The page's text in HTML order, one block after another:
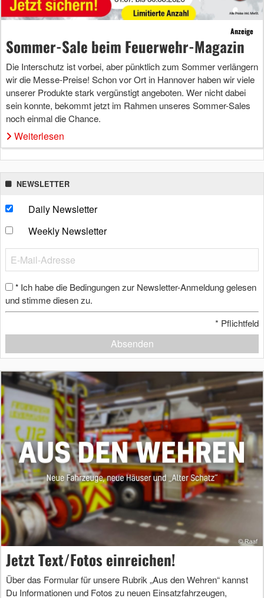
Anzeige
Sommer-Sale beim Feuerwehr-Magazin
Die Interschutz ist vorbei, aber pünktlich zum Sommer verlängern
wir die Messe-Preise! Schon vor Ort in Hannover haben wir viele
unserer Produkte stark vergünstigt angeboten. Wer nicht dabei
sein konnte, bekommt jetzt im Rahmen unseres Sommer-Sales
noch einmal die Chance.
Weiterlesen
NEWSLETTER
Daily Newsletter
Weekly Newsletter
* Ich habe die Bedingungen zur Newsletter-Anmeldung gelesen
und stimme diesen zu.
* Pflichtfeld
Absenden
Jetzt Text/Fotos einreichen!
Über das Formular für unsere Rubrik „Aus den Wehren“ kannst
Du Informationen und Fotos zu neuen Einsatzfahrzeugen,